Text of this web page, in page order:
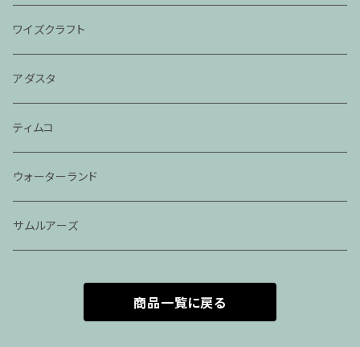
2024モジョバス
2024モジョバスグラス
ワイズクラフト
アダスタ
ティムコ
ウォーターランド
サムルアーズ
商品一覧に戻る